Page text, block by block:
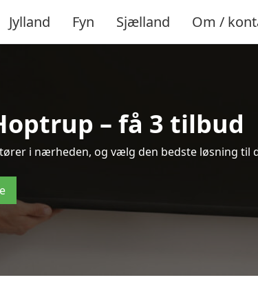
Jylland Fyn Sjælland Om /
– få 3 tilbud
i nærheden, og vælg den bedste løsning til